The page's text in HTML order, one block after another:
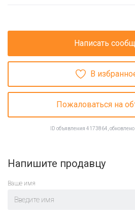
Написать
В
Пожаловаться на
ID объявления 4173864,
Напишите продавцу
Ваше имя